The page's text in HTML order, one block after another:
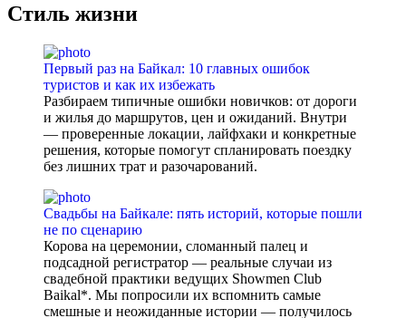
Стиль жизни
Первый раз на Байкал: 10 главных ошибок
туристов и как их избежать
Разбираем типичные ошибки новичков: от дороги
и жилья до маршрутов, цен и ожиданий. Внутри
— проверенные локации, лайфхаки и конкретные
решения, которые помогут спланировать поездку
без лишних трат и разочарований.
Свадьбы на Байкале: пять историй, которые пошли
не по сценарию
Корова на церемонии, сломанный палец и
подсадной регистратор — реальные случаи из
свадебной практики ведущих Showmen Club
Baikal*. Мы попросили их вспомнить самые
смешные и неожиданные истории — получилось